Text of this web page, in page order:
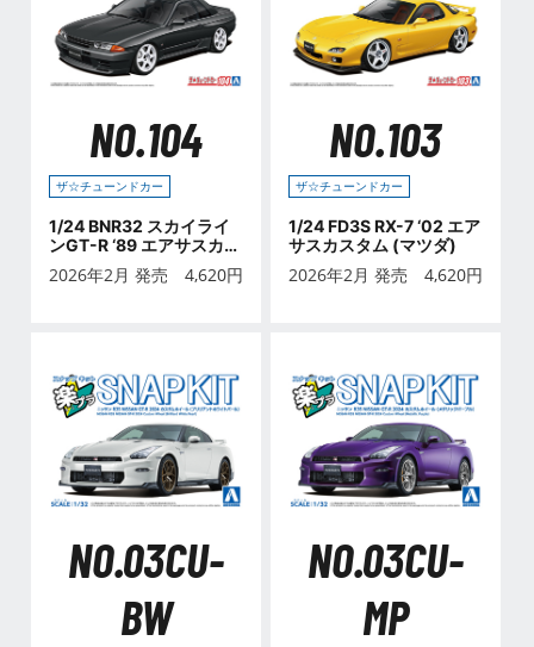
NO.104
ザ☆チューンドカー
1/24 BNR32 スカイライ
ンGT-R ‘89 エアサスカス
タム (ニッサン)
2026年2月 発売 4,620円
NO.103
ザ☆チューンドカー
1/24 FD3S RX-7 ‘02 エア
サスカスタム (マツダ)
2026年2月 発売 4,620円
NO.03CU-
BW
NO.03CU-
MP